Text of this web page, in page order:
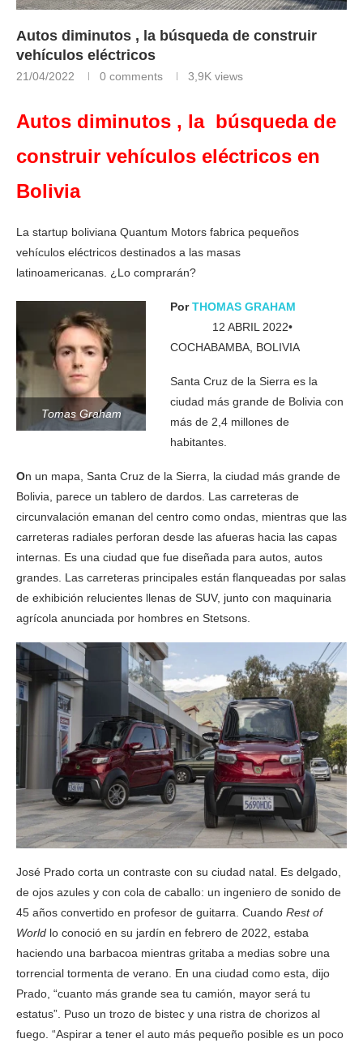
Autos diminutos , la búsqueda de construir
vehículos eléctricos
21/04/2022 0 comments 3,9K views
Autos diminutos , la búsqueda de
construir vehículos eléctricos en
Bolivia
La startup boliviana Quantum Motors fabrica pequeños
vehículos eléctricos destinados a las masas
latinoamericanas. ¿Lo comprarán?
Tomas Graham
PorTHOMAS GRAHAM
12 ABRIL 2022•
COCHABAMBA, BOLIVIA
Santa Cruz de la Sierra es la
ciudad más grande de Bolivia con
más de 2,4 millones de
habitantes.
On un mapa, Santa Cruz de la Sierra, la ciudad más grande de
Bolivia, parece un tablero de dardos. Las carreteras de
circunvalación emanan del centro como ondas, mientras que las
carreteras radiales perforan desde las afueras hacia las capas
internas. Es una ciudad que fue diseñada para autos, autos
grandes. Las carreteras principales están flanqueadas por salas
de exhibición relucientes llenas de SUV, junto con maquinaria
agrícola anunciada por hombres en Stetsons.
José Prado corta un contraste con su ciudad natal. Es delgado,
de ojos azules y con cola de caballo: un ingeniero de sonido de
45 años convertido en profesor de guitarra. Cuando Rest of
World lo conoció en su jardín en febrero de 2022, estaba
haciendo una barbacoa mientras gritaba a medias sobre una
torrencial tormenta de verano. En una ciudad como esta, dijo
Prado, “cuanto más grande sea tu camión, mayor será tu
estatus”. Puso un trozo de bistec y una ristra de chorizos al
fuego. “Aspirar a tener el auto más pequeño posible es un poco